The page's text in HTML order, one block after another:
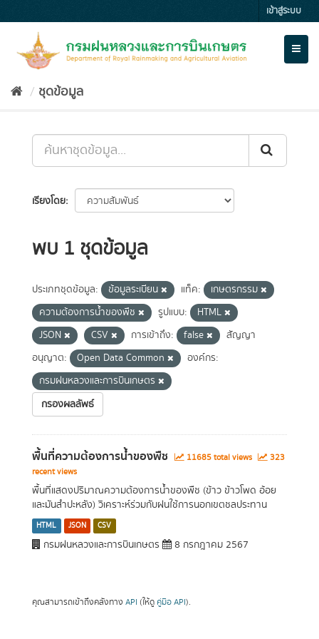
to
เข้าสู่ระบบ
ชุดข้อมูล
เรียงโดย
พบ 1 ชุดข้อมูล
ประเภทชุดข้อมูล: ข้อมูลระเบียน แท็ค:
เกษตรกรรม
ความต้องการน้ำของพืช
รูปแบบ:
HTML
JSON
CSV การเข้าถึง: false
สัญญา
อนุญาต:
Open Data Common
องค์กร:
กรมฝนหลวงและการบินเกษตร
กรองผลลัพธ์
พื้นที่ความต้องการน้ำของพืช 11685 total views
323
recent views
พื้นที่แสดงปริมาณความต้องการน้ำของพืช (ข้าว ข้าวโพด อ้อย
และมันสำปะหลัง) วิเคราะห์ร่วมกับฝนใช้การนอกเขตชลประทาน
HTML JSON CSV
กรมฝนหลวงและการบินเกษตร 8 กรกฎาคม 2567
คุณสามารถเข้าถึงคลังทาง API (ให้ดู คู่มือ API).